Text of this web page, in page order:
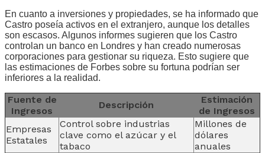
En cuanto a inversiones y propiedades, se ha informado que
Castro poseía activos en el extranjero, aunque los detalles
son escasos. Algunos informes sugieren que los Castro
controlan un banco en Londres y han creado numerosas
corporaciones para gestionar su riqueza. Esto sugiere que
las estimaciones de Forbes sobre su fortuna podrían ser
inferiores a la realidad.
Fuente de
Ingresos
Descripción
Estimación
de Ingresos
Empresas
Estatales
Control sobre industrias
clave como el azúcar y el
tabaco
Millones de
dólares
anuales